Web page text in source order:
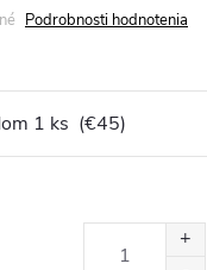
Podrobnosti hodnotenia